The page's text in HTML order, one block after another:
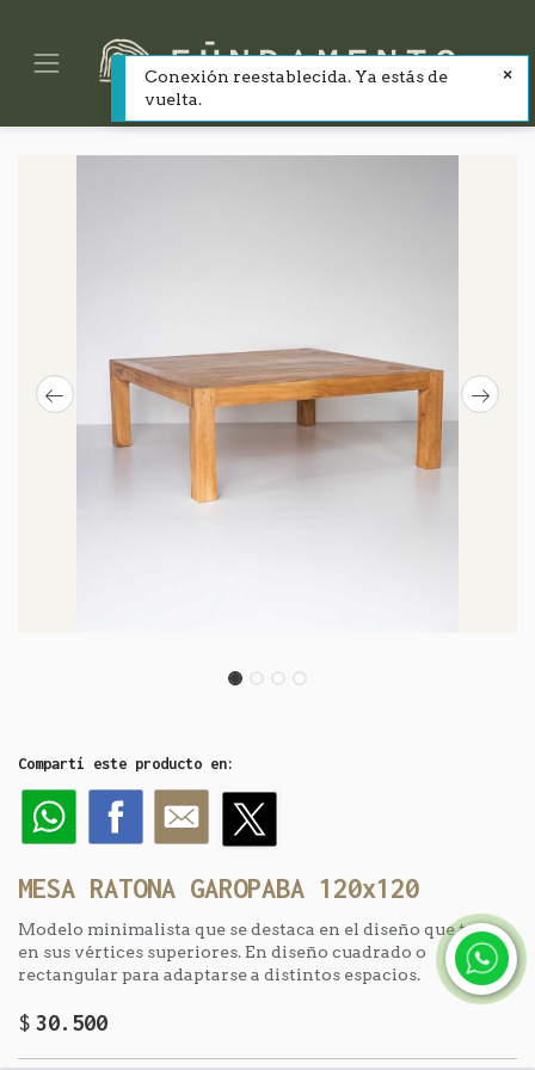
Compartí este producto en:
MESA RATONA GAROPABA 120x120
Modelo minimalista que se destaca en el diseño que trae
en sus vértices superiores. En diseño cuadrado o
rectangular para adaptarse a distintos espacios.
$30.500
Conexión reestablecida. Ya estás de
vuelta.